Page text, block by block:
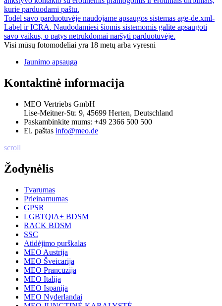
kurie parduodami paštu.
Todėl savo parduotuvėje naudojame apsaugos sistemas age-de.xml-
Label ir ICRA. Naudodamiesi šiomis sistemomis galite apsaugoti
savo vaikus, o patys netrukdomai naršyti parduotuvėje.
Visi mūsų fotomodeliai yra 18 metų arba vyresni
Jaunimo apsauga
Kontaktinė informacija
MEO Vertriebs GmbH
Lise-Meitner-Str. 9, 45699 Herten, Deutschland
Paskambinkite mums: +49 2366 500 500
El. paštas info@meo.de
scroll
Žodynėlis
Tvarumas
Prieinamumas
GPSR
LGBTQIA+ BDSM
RACK BDSM
SSC
Atidėjimo purškalas
MEO Austrija
MEO Šveicarija
MEO Prancūzija
MEO Italija
MEO Ispanija
MEO Nyderlandai